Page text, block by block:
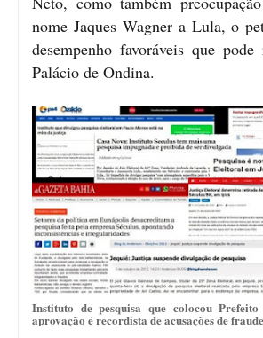
nome Jaques Wagner a Lula, o
desempenho favoráveis que
Palácio de Ondina.
Instituto de pesquisa que colocou
aprovação é recordista de acusações de